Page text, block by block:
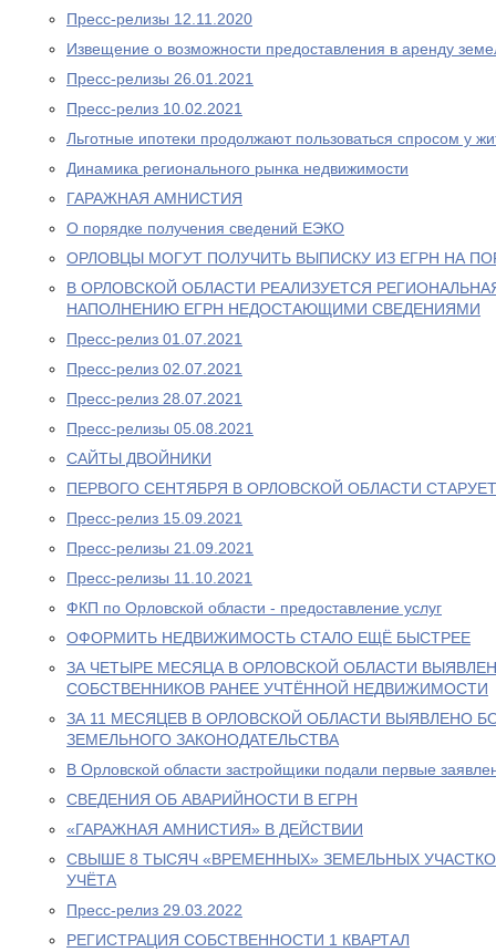
Пресс-релизы 12.11.2020
Извещение о возможности предоставления в аренду
Пресс-релизы 26.01.2021
Пресс-релиз 10.02.2021
Льготные ипотеки продолжают пользоваться спросом у
Динамика регионального рынка недвижимости
ГАРАЖНАЯ АМНИСТИЯ
О порядке получения сведений ЕЭКО
ОРЛОВЦЫ МОГУТ ПОЛУЧИТЬ ВЫПИСКУ ИЗ ЕГРН НА
В ОРЛОВСКОЙ ОБЛАСТИ РЕАЛИЗУЕТСЯ
НАПОЛНЕНИЮ ЕГРН НЕДОСТАЮЩИМИ СВЕДЕНИЯМИ
Пресс-релиз 01.07.2021
Пресс-релиз 02.07.2021
Пресс-релиз 28.07.2021
Пресс-релизы 05.08.2021
САЙТЫ ДВОЙНИКИ
ПЕРВОГО СЕНТЯБРЯ В ОРЛОВСКОЙ ОБЛАСТИ
Пресс-релиз 15.09.2021
Пресс-релизы 21.09.2021
Пресс-релизы 11.10.2021
ФКП по Орловской области - предоставление услуг
ОФОРМИТЬ НЕДВИЖИМОСТЬ СТАЛО ЕЩЁ БЫСТРЕЕ
ЗА ЧЕТЫРЕ МЕСЯЦА В ОРЛОВСКОЙ ОБЛАСТИ
СОБСТВЕННИКОВ РАНЕЕ УЧТЁННОЙ НЕДВИЖИМОСТИ
ЗА 11 МЕСЯЦЕВ В ОРЛОВСКОЙ ОБЛАСТИ ВЫЯВЛЕНО
ЗЕМЕЛЬНОГО ЗАКОНОДАТЕЛЬСТВА
В Орловской области застройщики подали первые
СВЕДЕНИЯ ОБ АВАРИЙНОСТИ В ЕГРН
«ГАРАЖНАЯ АМНИСТИЯ» В ДЕЙСТВИИ
СВЫШЕ 8 ТЫСЯЧ «ВРЕМЕННЫХ» ЗЕМЕЛЬНЫХ
УЧЁТА
Пресс-релиз 29.03.2022
РЕГИСТРАЦИЯ СОБСТВЕННОСТИ 1 КВАРТАЛ